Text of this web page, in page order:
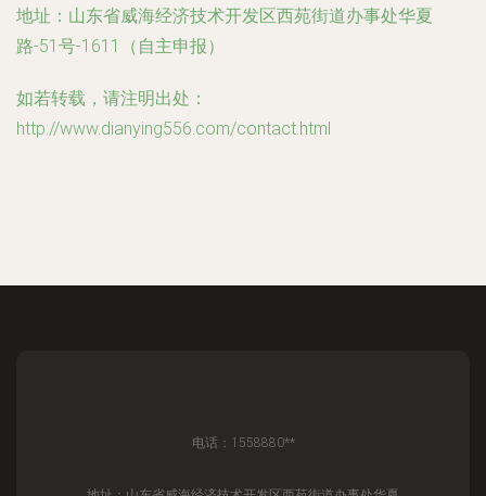
地址：山东省威海经济技术开发区西苑街道办事处华夏
路-51号-1611（自主申报）
如若转载，请注明出处：
http://www.dianying556.com/contact.html
电话：1558880**